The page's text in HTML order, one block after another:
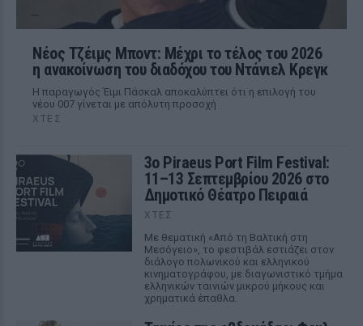
Νέος Τζέιμς Μποντ: Μέχρι το τέλος του 2026
η ανακοίνωση του διαδόχου του Ντάνιελ Κρεγκ
Η παραγωγός Έιμι Πάσκαλ αποκαλύπτει ότι η επιλογή του
νέου 007 γίνεται με απόλυτη προσοχή
ΧΤΕΣ
3ο Piraeus Port Film Festival:
11–13 Σεπτεμβρίου 2026 στο
Δημοτικό Θέατρο Πειραιά
ΧΤΕΣ
Με θεματική «Από τη Βαλτική στη
Μεσόγειο», το φεστιβάλ εστιάζει στον
διάλογο πολωνικού και ελληνικού
κινηματογράφου, με διαγωνιστικό τμήμα
ελληνικών ταινιών μικρού μήκους και
χρηματικά έπαθλα.